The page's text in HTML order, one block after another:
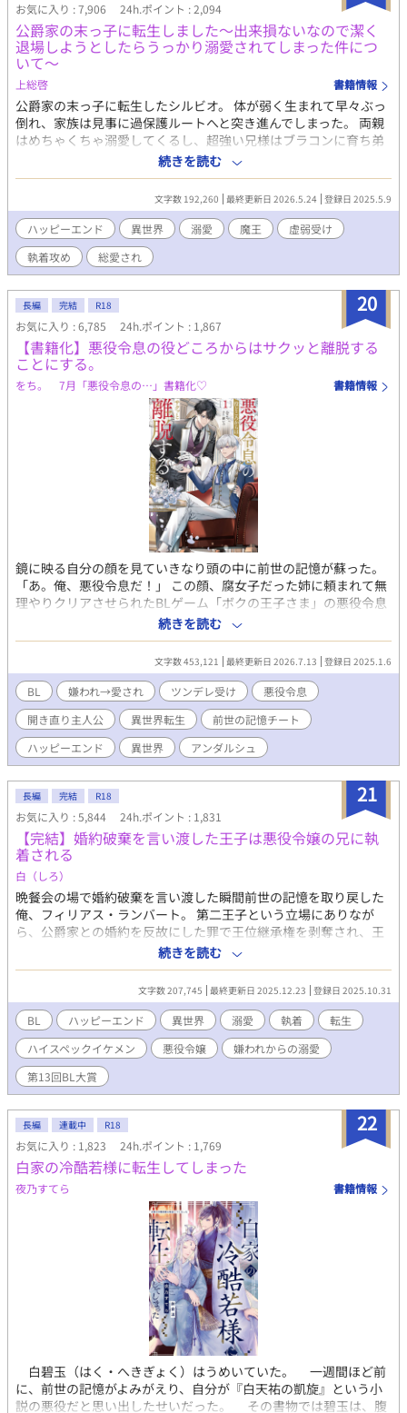
お気に入り : 7,906 24h.ポイント : 2,094
公爵家の末っ子に転生しました〜出来損ないなので潔く
退場しようとしたらうっかり溺愛されてしまった件につ
いて〜
上総啓 書籍情報
公爵家の末っ子に転生したシルビオ。 体が弱く生まれて早々ぶっ
倒れ、家族は見事に過保護ルートへと突き進んでしまった。 両親
はめちゃくちゃ溺愛してくるし、超強い兄様はブラコンに育ち弟
絶対守るマンに……。 せっかくファンタジーの世界に転生したん
だから魔法も使えたり？と思ったら、我が家に代々伝わる上位氷
魔法が俺にだけ使えない？ しかも俺に使える魔法は氷魔法じゃな
く『神聖魔法』？というか『神聖魔法』を操れるのは神に選ばれ
た愛し子だけ……？ どうせ余命幾ばくもない出来損ないなら仕方
ない、お荷物の僕はさっさと今世からも退場しよう……と思って
たのに？ 偶然騎士たちを神聖魔法で救って、何故か天使と呼ばれ
て崇められたり。終いには帝国最強の狂血皇子に溺愛されて囲わ
れちゃったり……いやいやちょっと待て。魔王様、主神様、まさ
かアンタらも？ ……ってあれ、なんかめちゃくちゃ囲われてな
い？？ ――― 病弱ならどうせすぐ死ぬかー。ならちょっとばかし
遊んでもいいよね？と自由にやってたら無駄に最強な奴らに溺愛
されちゃってた受けの話。 ※別名義で連載していた作品になりま
す。 (名義を統合しこちらに移動することになりました)
続きを読む
文字数 192,260 最終更新日 2026.5.24 登録日 2025.5.9
ハッピーエンド 異世界 溺愛 魔王
虚弱受け
執着攻め
総愛され
20
長編 完結 R18
お気に入り : 6,785 24h.ポイント : 1,867
【書籍化】悪役令息の役どころからはサクッと離脱する
ことにする。
をち。 7月「悪役令息の…」書籍化♡ 書籍情報
鏡に映る自分の顔を見ていきなり頭の中に前世の記憶が蘇った。
「あ。俺、悪役令息だ！」 この顔、腐女子だった姉に頼まれて無
理やりクリアさせられたBLゲーム「ボクの王子さま」の悪役令息
ことスノーデン公爵家長男、ミルリースだ。 確か、プライドが高
く、主役である人気者の次男レオリースを妬み虐げまくるザ・悪
役。 ということになっている。 そう。俺は何もしていない。なの
に一方的に「人気者の次男を妬んで虐める性格の悪い長男」とい
う役所にされてきたのだ。 いかんせん俺はクールな美少年すぎ
た。 伶俐な美貌と目の下のクマのせいで、黙っているだけで近寄
りがたく見えてしまう。疲れてため息を吐けば「気だるい怠惰な
空気を滲ませ」ているように見え「何を思うのか、その瞳を忌々
しげに燻らせていた」となるわけだ。 何をしても妬まれる。 成績
席だからと弟を見下し、蔑むような笑みを口元に浮かべた」と言
われた。さすがにその日は夜ベッドでこっそり泣いた。 成績だっ
て学年トップを維持してる。なのに「公爵家の権力を利用して裏
から手を回し成績を操作している」と思われている。 なんでなん
だ！なんなら寝る間も惜しんで頑張っているのに！ こんな感じで
全てが「悪役ムーブ」に変換されてしまう。 弟が可愛らしいタイ
プで人懐こい愛されキャラなのもまた俺を悪役に見せるのに一役
かっていた。 このままいったら主人公を虐げた冷酷な兄として断
罪され、僻地で無念の死を遂げることになる。 おかしいだろう
が！ そのどれもこれも俺が「悪役令息」だから。 そういう役回り
だから。 俺の心は折れた。 これまでは皆に誤解され遠巻きにされ
てきた。 親には「可愛げがない」と言われ、弟は何をしても褒め
て可愛がるくせに、俺は主席になろうが「長男なのだから当たり
前」。 それでも「頑張っていたらいつか分かってくれる」と不平
不満もいわずに我慢してきた。 だが、何をしたって「悪役令息」
なら意味なんてない。 どうせ悪役にされるのなら、いっそ好き勝
手に生きてやろう。 悪役上等！これからは我慢なんてしない。 家
の為だとか長男だとか知ったことか！ こんな家、レオリースにく
の知識も思い出したから、生活能力はあると思う。平民暮らしも
なんの問題もない。 前世の知識を活かし、自分の道は自分で切り
開くのだ。 ※※※※※※※※ お陰様で、7月にアルファポリス様
よりアンダルシュノベルズｂにて書籍化していただくこととなり
ました♡ ありがとうございますううう！！ イイネやコメントおま
続きを読む
文字数 453,121 最終更新日 2026.7.13 登録日 2025.1.6
BL 嫌われ→愛され ツンデレ受け
悪役令息
開き直り主人公
異世界転生
前世の記憶チート
ハッピーエンド
異世界 アンダルシュ
21
長編 完結 R18
お気に入り : 5,844 24h.ポイント : 1,831
【完結】婚約破棄を言い渡した王子は悪役令嬢の兄に執
着される
白（しろ）
晩餐会の場で婚約破棄を言い渡した瞬間前世の記憶を取り戻した
俺、フィリアス・ランバート。 第二王子という立場にありなが
ら、公爵家との婚約を反故にした罪で王位継承権を剥奪され、王
族の籍からも抜かれてしまった。 以前の俺なら怒り狂って暴れた
だろうが、前世である「畑中陽一」の記憶のおかげで、全てのこ
とをきちんと受け止められるようになった。 そして王都にいるこ
とすら許されなくなった俺は、悪役令嬢の兄であるリュシアン・
フォークナーが治める領地で監視されることとなった。 「あなた
はなにもしなくていいのです」 リュシアンにはそう言われたが、
前世日本人の血が働かざるもの食うべからずと訴えてくる……！
そんなこんなで仕事を見つけ出したフィリアスの今までとは違う
様子に、周囲はもちろんリュシアンも驚く。 心を入れ替えたフィ
て……？ これは秘密を抱えた次期公爵と、全て失ったら逆に吹っ
切れた元王子のお話です。 嫌われからの溺愛を目指しています。
現在【第13回BL大賞】にエントリーさせていただいております！
お気に召しましたら、ブクマ♡感想、そして投票で応援してくだ
さると嬉しいです！
続きを読む
文字数 207,745 最終更新日 2025.12.23 登録日 2025.10.31
BL ハッピーエンド 異世界 溺愛 執着
転生
ハイスペックイケメン
悪役令嬢
嫌われからの溺愛
第13回BL大賞
22
長編 連載中 R18
お気に入り : 1,823 24h.ポイント : 1,769
白家の冷酷若様に転生してしまった
夜乃すてら 書籍情報
白碧玉（はく・へきぎょく）はうめいていた。 一週間ほど前
に、前世の記憶がよみがえり、自分が『白天祐の凱旋』という小
説の悪役だと思い出したせいだった。 その書物では碧玉は、腹